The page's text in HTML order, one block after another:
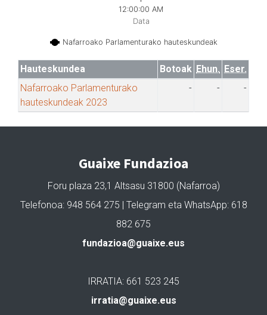
Data
Nafarroako Parlamenturako hauteskundeak
12:00:00 AM
Hauteskundea Botoak Ehun. Eser.
Nafarroako Parlamenturako
hauteskundeak 2023
- - -
Guaixe Fundazioa
Foru plaza 23,1 Altsasu 31800 (Nafarroa)
Telefonoa: 948 564 275 | Telegram eta WhatsApp: 618
882 675
fundazioa@guaixe.eus
IRRATIA: 661 523 245
irratia@guaixe.eus